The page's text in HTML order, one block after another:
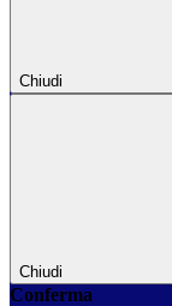
Chiudi
Chiudi
Conferma